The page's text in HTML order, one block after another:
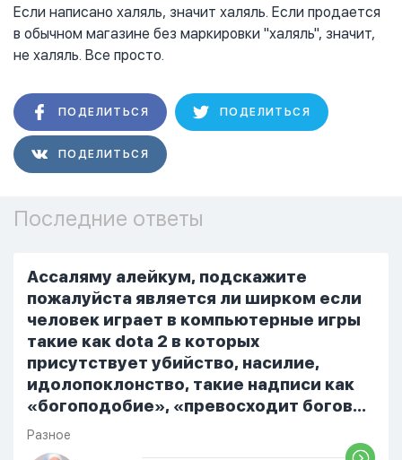
Если написано халяль, значит халяль. Если продается
в обычном магазине без маркировки "халяль", значит,
не халяль. Все просто.
ПОДЕЛИТЬСЯ ПОДЕЛИТЬСЯ
ПОДЕЛИТЬСЯ
Последние ответы
Ассаляму алейкум, подскажите
пожалуйста является ли ширком если
человек играет в компьютерные игры
такие как dota 2 в которых
присутствует убийство, насилие,
идолопоклонство, такие надписи как
«богоподобие», «превосходит богов»,
но при этом человек полностью
признает и соблюдает все столпы
Разное